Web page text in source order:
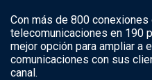
Con más de 800
telecomunicaciones en 190
mejor opción para ampliar a
comunicaciones con sus
canal.